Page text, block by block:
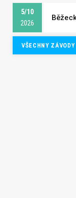
5/10
2026
VŠECHNY ZÁVODY